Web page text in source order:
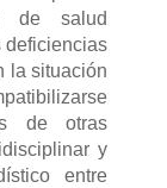
de salud
deficiencias
la situación
de otras
y
entre